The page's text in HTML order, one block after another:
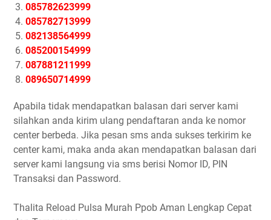
085782623999
085782713999
082138564999
085200154999
087881211999
089650714999
Apabila tidak mendapatkan balasan dari server kami
silahkan anda kirim ulang pendaftaran anda ke nomor
center berbeda. Jika pesan sms anda sukses terkirim ke
center kami, maka anda akan mendapatkan balasan dari
server kami langsung via sms berisi Nomor ID, PIN
Transaksi dan Password.
Thalita Reload Pulsa Murah Ppob Aman Lengkap Cepat